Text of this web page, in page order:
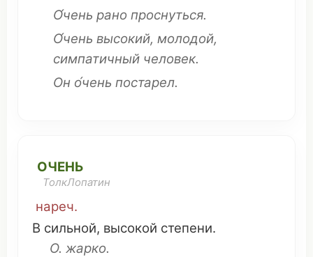
О́чень рано проснуться.
О́чень высокий, молодой,
симпатичный человек.
Он о́чень постарел.
ОЧЕНЬ
ТолкЛопатин
нареч.
В сильной, высокой степени.
О. жарко.